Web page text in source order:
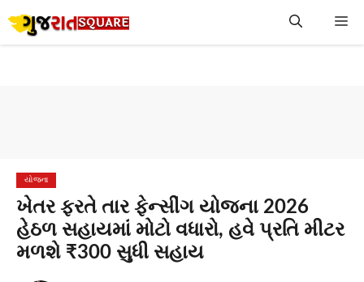
to
યોજના
ખેતર ફરતે તાર ફેન્સીંગ યોજના 2026
હેઠળ સહાયમાં મોટો વધારો, હવે પ્રતિ મીટર
મળશે ₹300 સુધી સહાય